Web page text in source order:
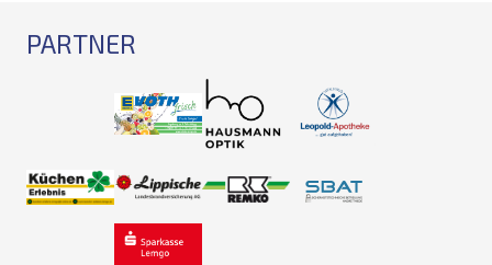
PARTNER